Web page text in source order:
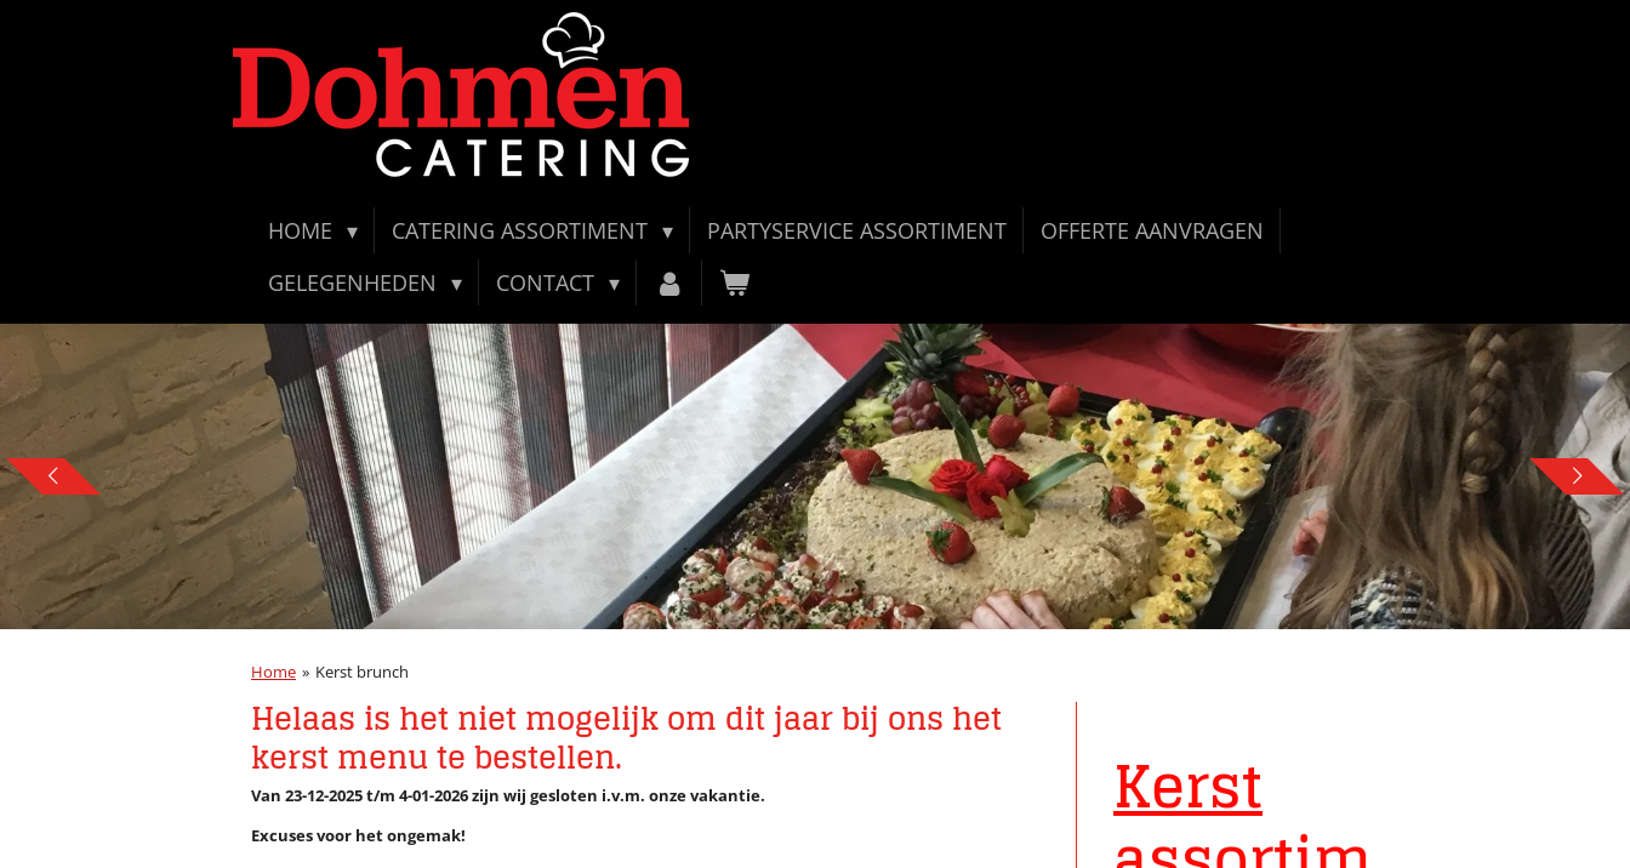
HOME CATERING ASSORTIMENT PARTYSERVICE ASSORTIMENT
OFFERTE AANVRAGEN
GELEGENHEDEN
CONTACT
Home » Kerst brunch
Helaas is het niet mogelijk om dit jaar bij ons het
kerst menu te bestellen.
Van 23-12-2025 t/m 4-01-2026 zijn wij gesloten i.v.m. onze vakantie.
Excuses voor het ongemak!
Kerst